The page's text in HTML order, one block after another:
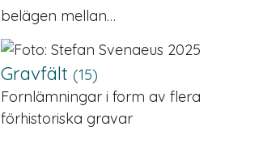
belägen mellan…
Gravfält(15)
Fornlämningar i form av flera
förhistoriska gravar